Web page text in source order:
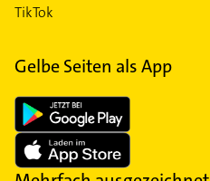
TikTok
Gelbe Seiten als App